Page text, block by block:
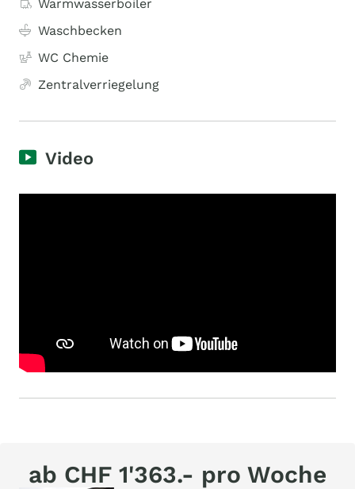
Warmwasserboiler
Waschbecken
WC Chemie
Zentralverriegelung
Video
ab CHF 1'363.- pro Woche